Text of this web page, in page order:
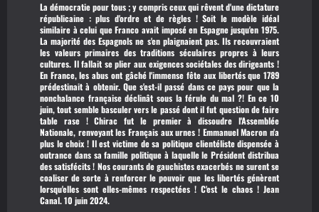
La démocratie pour tous; y compris ceux qui rêvent d'une dictature
républicaine : plus d'ordre et de règles ! Soit le modèle idéal
similaire à celui que Franco avait imposé en Espagne jusqu'en 1975.
La majorité des Espagnols ne s'en plaignaient pas. Ils recouvraient
les valeurs primaires des traditions séculaires propres à leurs
cultures. Il fallait se plier aux exigences sociétales des dirigeants !
En France, les abus ont gâché l'immense fête aux libertés que 1789
prédestinait à obtenir. Que s'est-il passé dans ce pays pour que la
nonchalance française déclinât sous la férule du mal ?! En ce 10
juin, tout semble basculer vers le passé dont il fut question de faire
table rase ! Chirac fut le premier à dissoudre l'Assemblée
Nationale, renvoyant les Français aux urnes ! Emmanuel Macron n'a
plus le choix ! Il est victime de sa politique clientéliste dispensée à
outrance dans sa famille politique à laquelle le Président distribua
des satisfécits ! Nos courants de gauchistes exacerbés ne surent se
coaliser de sorte à renforcer le pouvoir que les libertés génèrent
lorsqu'elles sont elles-mêmes respectées ! C'est le chaos ! Jean
Canal. 10 juin 2024.